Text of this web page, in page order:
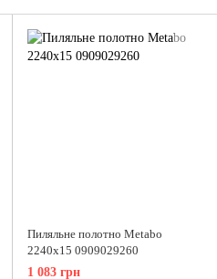
Пиляльне полотно Metabo
2240x15 0909029260
1 083 грн